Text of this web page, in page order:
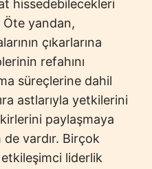
hissedebilecekleri
yandan,
çıkarlarına
refahını
süreçlerine dahil
astlarıyla yetkilerini
paylaşmaya
vardır. Birçok
liderlik